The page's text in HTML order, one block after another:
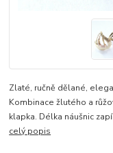
Zlaté, ručně dělané,
Kombinace žlutého a
klapka. Délka náušnic
celý popis